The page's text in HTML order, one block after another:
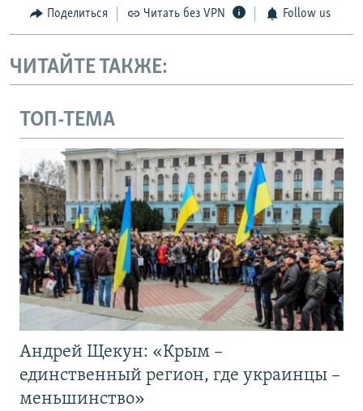
Поделиться Читать без VPN Follow us
ЧИТАЙТЕ ТАКЖЕ:
ТОП-ТЕМА
Андрей Щекун: «Крым –
единственный регион, где украинцы –
меньшинство»